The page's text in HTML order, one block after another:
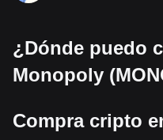
¿Dónde puedo
Monopoly
Compra cripto